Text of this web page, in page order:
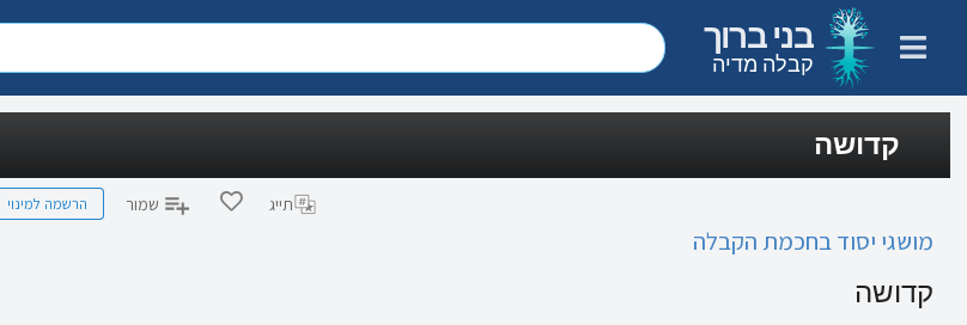
בני ברוך
קבלה מדיה
קדושה
תייג שמור הרשמה למינוי
מושגי יסוד בחכמת הקבלה
קדושה